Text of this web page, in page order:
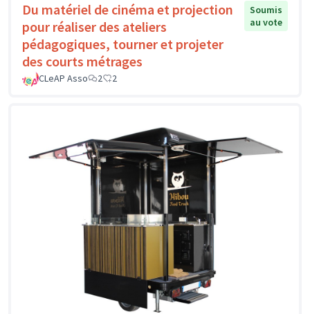
Du matériel de cinéma et projection
pour réaliser des ateliers
pédagogiques, tourner et projeter
des courts métrages
Soumis
au vote
CLeAP Asso 2 2